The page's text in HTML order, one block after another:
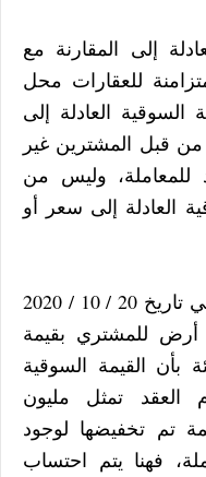
إلى المقارنة مع
للعقارات محل
العادلة إلى
قبل المشترين غير
للمعاملة، وليس من
العادلة إلى سعر أو
قام شخصان بإبرام عقد مبايعة في تاريخ 20 / 10 / 2020
أرض للمشتري بقيمة
بأن القيمة السوقية
العقد تمثل مليون
تم تخفيضها لوجود
فهنا يتم احتساب